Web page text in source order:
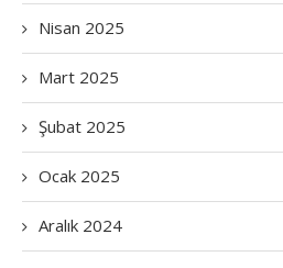
Nisan 2025
Mart 2025
Şubat 2025
Ocak 2025
Aralık 2024